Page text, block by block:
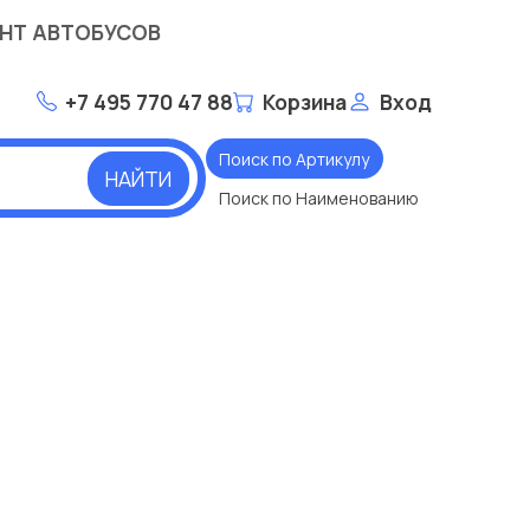
АВТОБУСОВ
+7 495 770 47 88 Корзина Вход
НАЙТИ
Поиск по Артикулу
Поиск по Наименованию